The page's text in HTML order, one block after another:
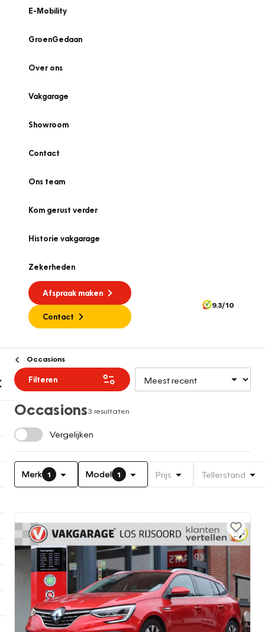
E-Mobility
GroenGedaan
Over ons
Vakgarage
Showroom
Contact
Ons team
Kom gerust verder
Historie vakgarage
Zekerheden
Afspraak maken
Contact
9.3/10
Occasions
Filteren
Occasions3 resultaten
Vergelijken
Merk 1 Model 1 Prijs Tellerstand